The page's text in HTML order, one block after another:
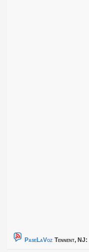
PaseLaVoz Tennent, NJ: